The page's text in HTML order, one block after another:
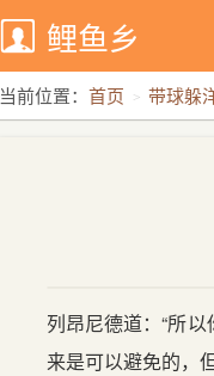
鲤鱼乡
当前位置： 首页 带球躲
列昂尼德道：“所
来是可以避免的，